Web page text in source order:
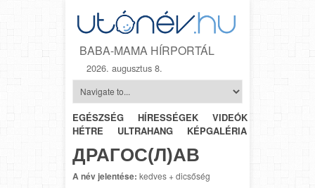
BABA-MAMA HÍRPORTÁL
2026. augusztus 8.
EGÉSZSÉG HÍRESSÉGEK VIDEÓK
HÉTRŐL-
HÉTRE
ULTRAHANG KÉPGALÉRIA
ДРАГОС(Л)АВ
A név jelentése: kedves + dicsőség